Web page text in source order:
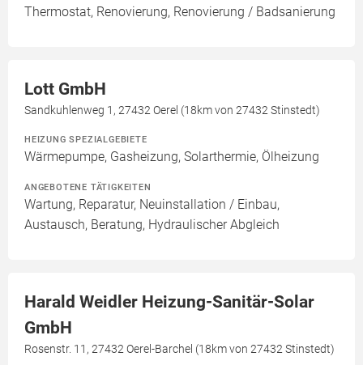
Thermostat, Renovierung, Renovierung / Badsanierung
Lott GmbH
Sandkuhlenweg 1, 27432 Oerel (18km von 27432 Stinstedt)
HEIZUNG SPEZIALGEBIETE
Wärmepumpe, Gasheizung, Solarthermie, Ölheizung
ANGEBOTENE TÄTIGKEITEN
Wartung, Reparatur, Neuinstallation / Einbau,
Austausch, Beratung, Hydraulischer Abgleich
Harald Weidler Heizung-Sanitär-Solar
GmbH
Rosenstr. 11, 27432 Oerel-Barchel (18km von 27432 Stinstedt)